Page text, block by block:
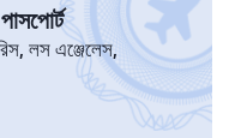
লস এঞ্জেলেস,